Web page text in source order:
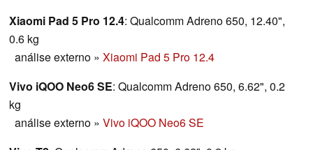
Xiaomi Pad 5 Pro 12.4: Qualcomm Adreno 650, 12.40",
0.6 kg
análise externo » Xiaomi Pad 5 Pro 12.4
Vivo iQOO Neo6 SE: Qualcomm Adreno 650, 6.62", 0.2
kg
análise externo » Vivo iQOO Neo6 SE